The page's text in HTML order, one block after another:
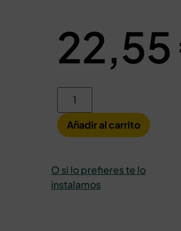
22,55
Añadir al carrito
O si lo prefieres te lo
instalamos